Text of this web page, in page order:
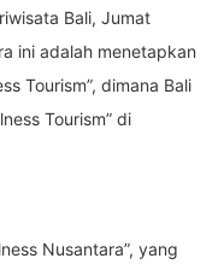
Bali, Jumat
ini adalah menetapkan
Tourism”, dimana Bali
Tourism” di
Nusantara”, yang